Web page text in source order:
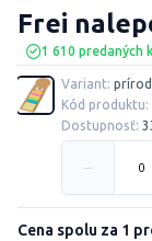
1 610 predaných
Frei
Variant:
Kód produktu:
Dostupnosť:
Cena spolu za 1